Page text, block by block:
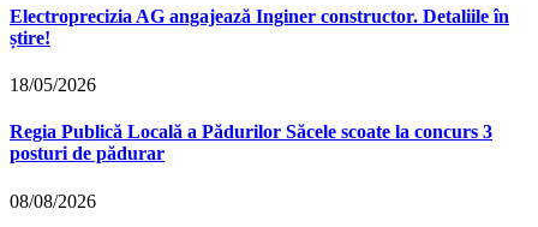
Electroprecizia AG angajează Inginer constructor. Detaliile în
știre!
18/05/2026
Regia Publică Locală a Pădurilor Săcele scoate la concurs 3
posturi de pădurar
08/08/2026